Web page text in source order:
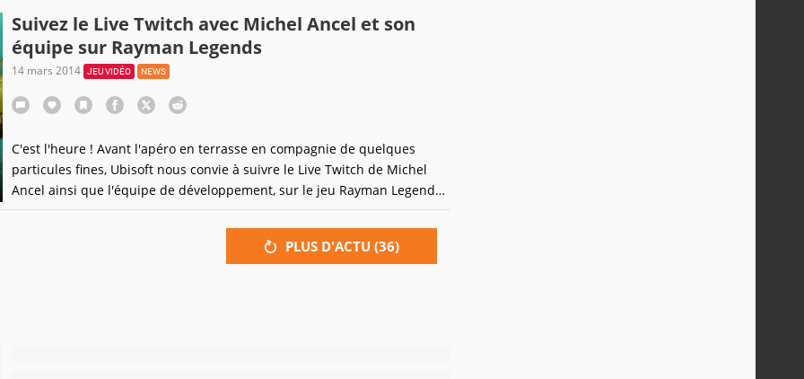
Suivez le Live Twitch avec Michel Ancel et son
équipe sur Rayman Legends
14 mars 2014 JEU VIDÉO NEWS
C'est l'heure ! Avant l'apéro en terrasse en compagnie de quelques
particules fines, Ubisoft nous convie à suivre le Live Twitch de Michel
Ancel ainsi que l'équipe de développement, sur le jeu Rayman Legends,
le tout de 17h30 à 19h30.
PLUS D'ACTU (36)